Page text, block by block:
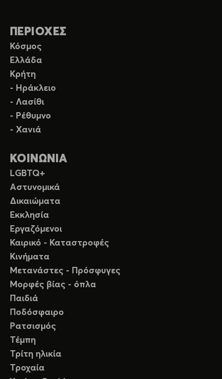
ΠΕΡΙΟΧΕΣ
Κόσμος
Ελλάδα
Κρήτη
- Ηράκλειο
- Λασίθι
- Ρέθυμνο
- Χανιά
ΚΟΙΝΩΝΙΑ
LGBTQ+
Αστυνομικά
Δικαιώματα
Εκκλησία
Εργαζόμενοι
Καιρικό - Καταστροφές
Κινήματα
Μετανάστες - Πρόσφυγες
Μορφές βίας - όπλα
Παιδιά
Ποδόσφαιρο
Ρατσισμός
Τέμπη
Τρίτη ηλικία
Τροχαία